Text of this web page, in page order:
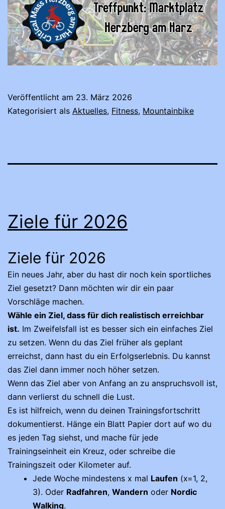
Veröffentlicht am 23. März 2026
Kategorisiert als Aktuelles, Fitness, Mountainbike
Ziele für 2026
Ziele für 2026
Ein neues Jahr, aber du hast dir noch kein sportliches
Ziel gesetzt? Dann möchten wir dir ein paar
Vorschläge machen.
Wähle ein Ziel, dass für dich realistisch erreichbar
ist. Im Zweifelsfall ist es besser sich ein einfaches Ziel
zu setzen. Wenn du das Ziel früher als geplant
erreichst, dann hast du ein Erfolgserlebnis. Du kannst
das Ziel dann immer noch höher setzen.
Wenn das Ziel aber von Anfang an zu anspruchsvoll ist,
dann verlierst du schnell die Lust.
Es ist hilfreich, wenn du deinen Trainingsfortschritt
dokumentierst. Hänge ein Blatt Papier dort auf wo du
es jeden Tag siehst, und mache für jede
Trainingseinheit ein Kreuz, oder schreibe die
Trainingszeit oder Kilometer auf.
Jede Woche mindestens x mal Laufen (x=1, 2,
3). Oder Radfahren, Wandern oder Nordic
Walking.